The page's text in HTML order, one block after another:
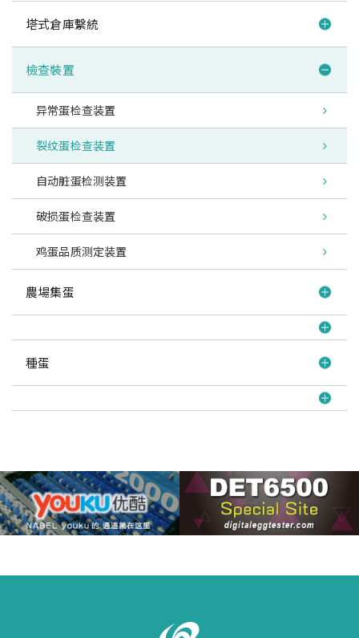
塔式倉庫繫統
檢查裝置
异常蛋检查装置
裂纹蛋检查装置
自动脏蛋检测装置
破损蛋检查装置
鸡蛋品质测定装置
農場集蛋
種蛋